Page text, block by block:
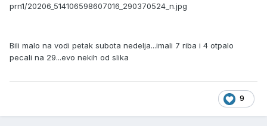
prn1/20206_514106598607016_290370524_n.jpg
Bili malo na vodi petak subota nedelja...imali 7 riba i 4 otpalo
pecali na 29...evo nekih od slika
9